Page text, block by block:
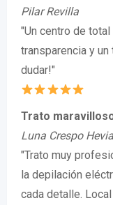
Pilar Revilla
"Un centro de
transparencia y
dudar!"
Trato
Luna Crespo Hevia
"Trato muy
la depilación
cada detalle.